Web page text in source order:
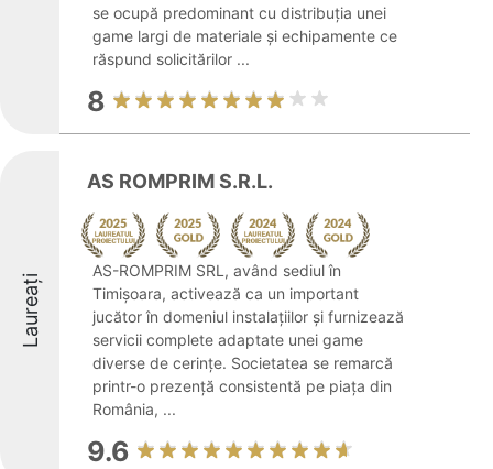
se ocupă predominant cu distribuția unei
game largi de materiale și echipamente ce
răspund solicitărilor ...
8
Laureați
AS ROMPRIM S.R.L.
AS-ROMPRIM SRL, având sediul în
Timișoara, activează ca un important
jucător în domeniul instalațiilor și furnizează
servicii complete adaptate unei game
diverse de cerințe. Societatea se remarcă
printr-o prezență consistentă pe piața din
România, ...
9.6